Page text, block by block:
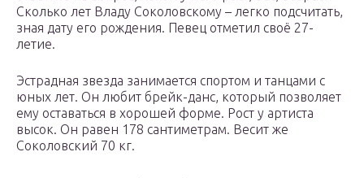
Сколько лет Владу Соколовскому – легко подсчитать,
зная дату его рождения. Певец отметил своё 27-
летие.
Эстрадная звезда занимается спортом и танцами с
юных лет. Он любит брейк-данс, который позволяет
ему оставаться в хорошей форме. Рост у артиста
высок. Он равен 178 сантиметрам. Весит же
Соколовский 70 кг.